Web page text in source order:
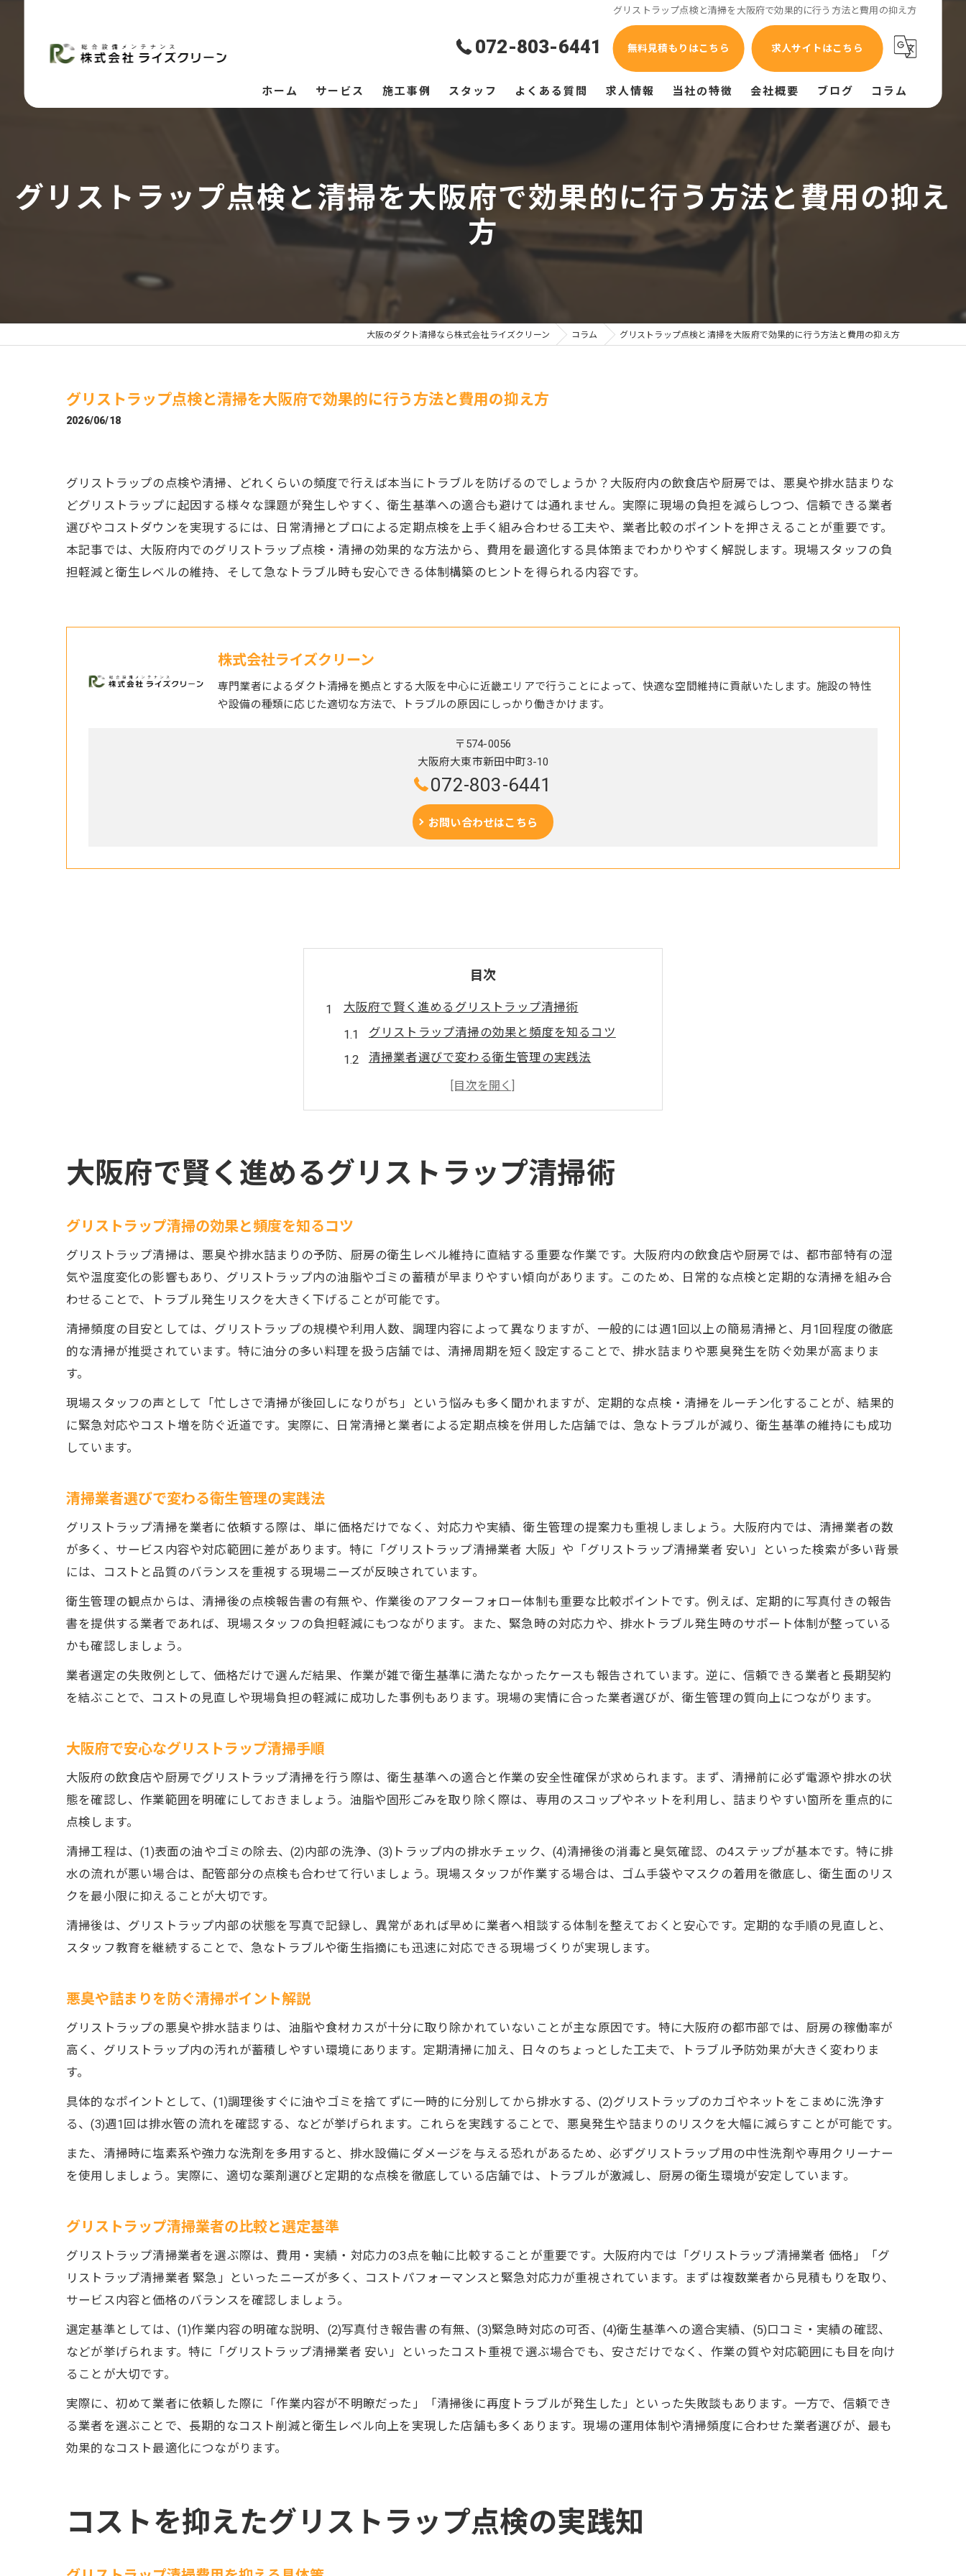
グリストラップ点検と清掃を大阪府で効果的に行う方法と費用の抑え方
072-803-6441 無料見積もりはこちら 求人サイトはこちら
ホーム サービス 施工事例 スタッフ よくある質問 求人情報 当社の特徴
換気不良
給排気設備
給排水設備
会社概要 ブログ コラム
グリストラップ点検と清掃を大阪府で効果的に行う方法と費用の抑え
方
大阪のダクト清掃なら株式会社ライズクリーン コラム グリストラップ点検と清掃を大阪府で効果的に行う方法と費用の抑え方
グリストラップ点検と清掃を大阪府で効果的に行う方法と費用の抑え方
2026/06/18
グリストラップの点検や清掃、どれくらいの頻度で行えば本当にトラブルを防げるのでしょうか？大阪府内の飲食店や厨房では、悪臭や排水詰まりな
どグリストラップに起因する様々な課題が発生しやすく、衛生基準への適合も避けては通れません。実際に現場の負担を減らしつつ、信頼できる業者
選びやコストダウンを実現するには、日常清掃とプロによる定期点検を上手く組み合わせる工夫や、業者比較のポイントを押さえることが重要です。
本記事では、大阪府内でのグリストラップ点検・清掃の効果的な方法から、費用を最適化する具体策までわかりやすく解説します。現場スタッフの負
担軽減と衛生レベルの維持、そして急なトラブル時も安心できる体制構築のヒントを得られる内容です。
株式会社ライズクリーン
専門業者によるダクト清掃を拠点とする大阪を中心に近畿エリアで行うことによって、快適な空間維持に貢献いたします。施設の特性
や設備の種類に応じた適切な方法で、トラブルの原因にしっかり働きかけます。
〒574-0056
大阪府大東市新田中町3-10
072-803-6441
お問い合わせはこちら
目次
大阪府で賢く進めるグリストラップ清掃術
グリストラップ清掃の効果と頻度を知るコツ
清掃業者選びで変わる衛生管理の実践法
大阪府で安心なグリストラップ清掃手順
悪臭や詰まりを防ぐ清掃ポイント解説
コストを抑えたグリストラップ点検の実践知
グリストラップ清掃費用を抑える具体策
点検と清掃の役割分担でコスト最適化実現
見積り時に確認したい費用発生条件とは
定期清掃を選ぶ大阪府店舗の理由とは
グリストラップ清掃を定期化するメリット
定期清掃で悪臭や詰まりを未然に防ぐ理由
大阪府店舗が定期清掃を重視する背景
グリストラップ清掃で衛生基準を守る方法
トラブル予防に役立つ清掃方法と頻度
グリストラップ清掃業者選びで失敗しないコツ
負担を軽減するグリストラップ清掃の工夫
新しい清掃サービスの活用で衛生強化
大阪府で賢く進めるグリストラップ清掃術
グリストラップ清掃の効果と頻度を知るコツ
グリストラップ清掃は、悪臭や排水詰まりの予防、厨房の衛生レベル維持に直結する重要な作業です。大阪府内の飲食店や厨房では、都市部特有の湿
気や温度変化の影響もあり、グリストラップ内の油脂やゴミの蓄積が早まりやすい傾向があります。このため、日常的な点検と定期的な清掃を組み合
わせることで、トラブル発生リスクを大きく下げることが可能です。
清掃頻度の目安としては、グリストラップの規模や利用人数、調理内容によって異なりますが、一般的には週1回以上の簡易清掃と、月1回程度の徹底
的な清掃が推奨されています。特に油分の多い料理を扱う店舗では、清掃周期を短く設定することで、排水詰まりや悪臭発生を防ぐ効果が高まりま
す。
現場スタッフの声として「忙しさで清掃が後回しになりがち」という悩みも多く聞かれますが、定期的な点検・清掃をルーチン化することが、結果的
に緊急対応やコスト増を防ぐ近道です。実際に、日常清掃と業者による定期点検を併用した店舗では、急なトラブルが減り、衛生基準の維持にも成功
しています。
清掃業者選びで変わる衛生管理の実践法
グリストラップ清掃を業者に依頼する際は、単に価格だけでなく、対応力や実績、衛生管理の提案力も重視しましょう。大阪府内では、清掃業者の数
が多く、サービス内容や対応範囲に差があります。特に「グリストラップ清掃業者 大阪」や「グリストラップ清掃業者 安い」といった検索が多い背景
には、コストと品質のバランスを重視する現場ニーズが反映されています。
衛生管理の観点からは、清掃後の点検報告書の有無や、作業後のアフターフォロー体制も重要な比較ポイントです。例えば、定期的に写真付きの報告
書を提供する業者であれば、現場スタッフの負担軽減にもつながります。また、緊急時の対応力や、排水トラブル発生時のサポート体制が整っている
かも確認しましょう。
業者選定の失敗例として、価格だけで選んだ結果、作業が雑で衛生基準に満たなかったケースも報告されています。逆に、信頼できる業者と長期契約
を結ぶことで、コストの見直しや現場負担の軽減に成功した事例もあります。現場の実情に合った業者選びが、衛生管理の質向上につながります。
大阪府で安心なグリストラップ清掃手順
大阪府の飲食店や厨房でグリストラップ清掃を行う際は、衛生基準への適合と作業の安全性確保が求められます。まず、清掃前に必ず電源や排水の状
態を確認し、作業範囲を明確にしておきましょう。油脂や固形ごみを取り除く際は、専用のスコップやネットを利用し、詰まりやすい箇所を重点的に
点検します。
清掃工程は、(1)表面の油やゴミの除去、(2)内部の洗浄、(3)トラップ内の排水チェック、(4)清掃後の消毒と臭気確認、の4ステップが基本です。特に排
水の流れが悪い場合は、配管部分の点検も合わせて行いましょう。現場スタッフが作業する場合は、ゴム手袋やマスクの着用を徹底し、衛生面のリス
クを最小限に抑えることが大切です。
清掃後は、グリストラップ内部の状態を写真で記録し、異常があれば早めに業者へ相談する体制を整えておくと安心です。定期的な手順の見直しと、
スタッフ教育を継続することで、急なトラブルや衛生指摘にも迅速に対応できる現場づくりが実現します。
悪臭や詰まりを防ぐ清掃ポイント解説
グリストラップの悪臭や排水詰まりは、油脂や食材カスが十分に取り除かれていないことが主な原因です。特に大阪府の都市部では、厨房の稼働率が
高く、グリストラップ内の汚れが蓄積しやすい環境にあります。定期清掃に加え、日々のちょっとした工夫で、トラブル予防効果が大きく変わりま
す。
具体的なポイントとして、(1)調理後すぐに油やゴミを捨てずに一時的に分別してから排水する、(2)グリストラップのカゴやネットをこまめに洗浄す
る、(3)週1回は排水管の流れを確認する、などが挙げられます。これらを実践することで、悪臭発生や詰まりのリスクを大幅に減らすことが可能です。
また、清掃時に塩素系や強力な洗剤を多用すると、排水設備にダメージを与える恐れがあるため、必ずグリストラップ用の中性洗剤や専用クリーナー
を使用しましょう。実際に、適切な薬剤選びと定期的な点検を徹底している店舗では、トラブルが激減し、厨房の衛生環境が安定しています。
グリストラップ清掃業者の比較と選定基準
グリストラップ清掃業者を選ぶ際は、費用・実績・対応力の3点を軸に比較することが重要です。大阪府内では「グリストラップ清掃業者 価格」「グ
リストラップ清掃業者 緊急」といったニーズが多く、コストパフォーマンスと緊急対応力が重視されています。まずは複数業者から見積もりを取り、
サービス内容と価格のバランスを確認しましょう。
選定基準としては、(1)作業内容の明確な説明、(2)写真付き報告書の有無、(3)緊急時対応の可否、(4)衛生基準への適合実績、(5)口コミ・実績の確認、
などが挙げられます。特に「グリストラップ清掃業者 安い」といったコスト重視で選ぶ場合でも、安さだけでなく、作業の質や対応範囲にも目を向け
ることが大切です。
実際に、初めて業者に依頼した際に「作業内容が不明瞭だった」「清掃後に再度トラブルが発生した」といった失敗談もあります。一方で、信頼でき
る業者を選ぶことで、長期的なコスト削減と衛生レベル向上を実現した店舗も多くあります。現場の運用体制や清掃頻度に合わせた業者選びが、最も
効果的なコスト最適化につながります。
コストを抑えたグリストラップ点検の実践知